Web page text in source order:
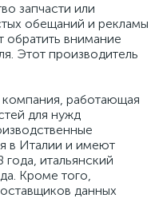
запчасти или
обещаний и рекламы
обратить внимание
Этот производитель
компания, работающая
для нужд
в Италии и имеют
итальянский
Кроме того,
данных